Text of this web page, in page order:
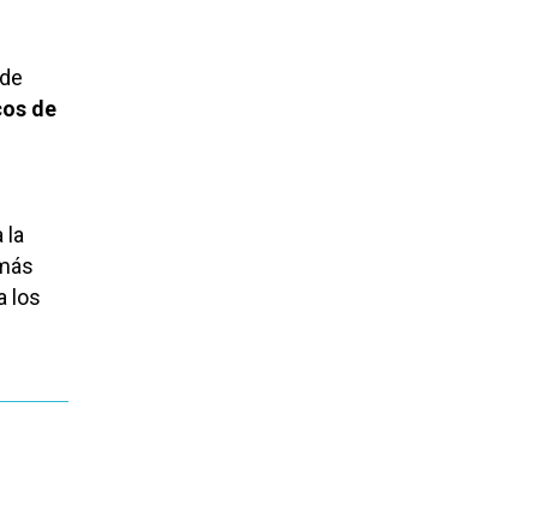
de
la
los